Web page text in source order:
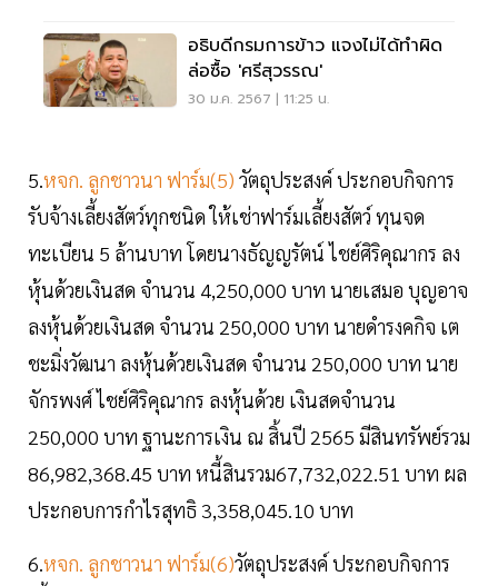
อธิบดีกรมการข้าว แจงไม่ได้ทำผิด
ล่อซื้อ 'ศรีสุวรรณ'
30 ม.ค. 2567 | 11:25 น.
5.หจก. ลูกชาวนา ฟาร์ม(5) วัตถุประสงค์ ประกอบกิจการ
รับจ้างเลี้ยงสัตว์ทุกชนิด ให้เช่าฟาร์มเลี้ยงสัตว์ ทุนจด
ทะเบียน 5 ล้านบาท โดยนางธัญญรัตน์ ไชย์ศิริคุณากร ลง
หุ้นด้วยเงินสด จำนวน 4,250,000 บาท นายเสมอ บุญอาจ
ลงหุ้นด้วยเงินสด จำนวน 250,000 บาท นายดำรงคกิจ เต
ชะมิ่งวัฒนา ลงหุ้นด้วยเงินสด จำนวน 250,000 บาท นาย
จักรพงศ์ ไชย์ศิริคุณากร ลงหุ้นด้วย เงินสดจำนวน
250,000 บาท ฐานะการเงิน ณ สิ้นปี 2565 มีสินทรัพย์รวม
86,982,368.45 บาท หนี้สินรวม67,732,022.51 บาท ผล
ประกอบการกำไรสุทธิ 3,358,045.10 บาท
6.หจก. ลูกชาวนา ฟาร์ม(6)วัตถุประสงค์ ประกอบกิจการ